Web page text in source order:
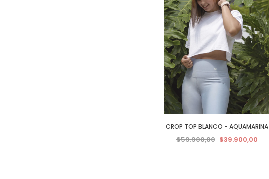
CROP TOP BLANCO - AQUAMARINA
$59.900,00 $39.900,00